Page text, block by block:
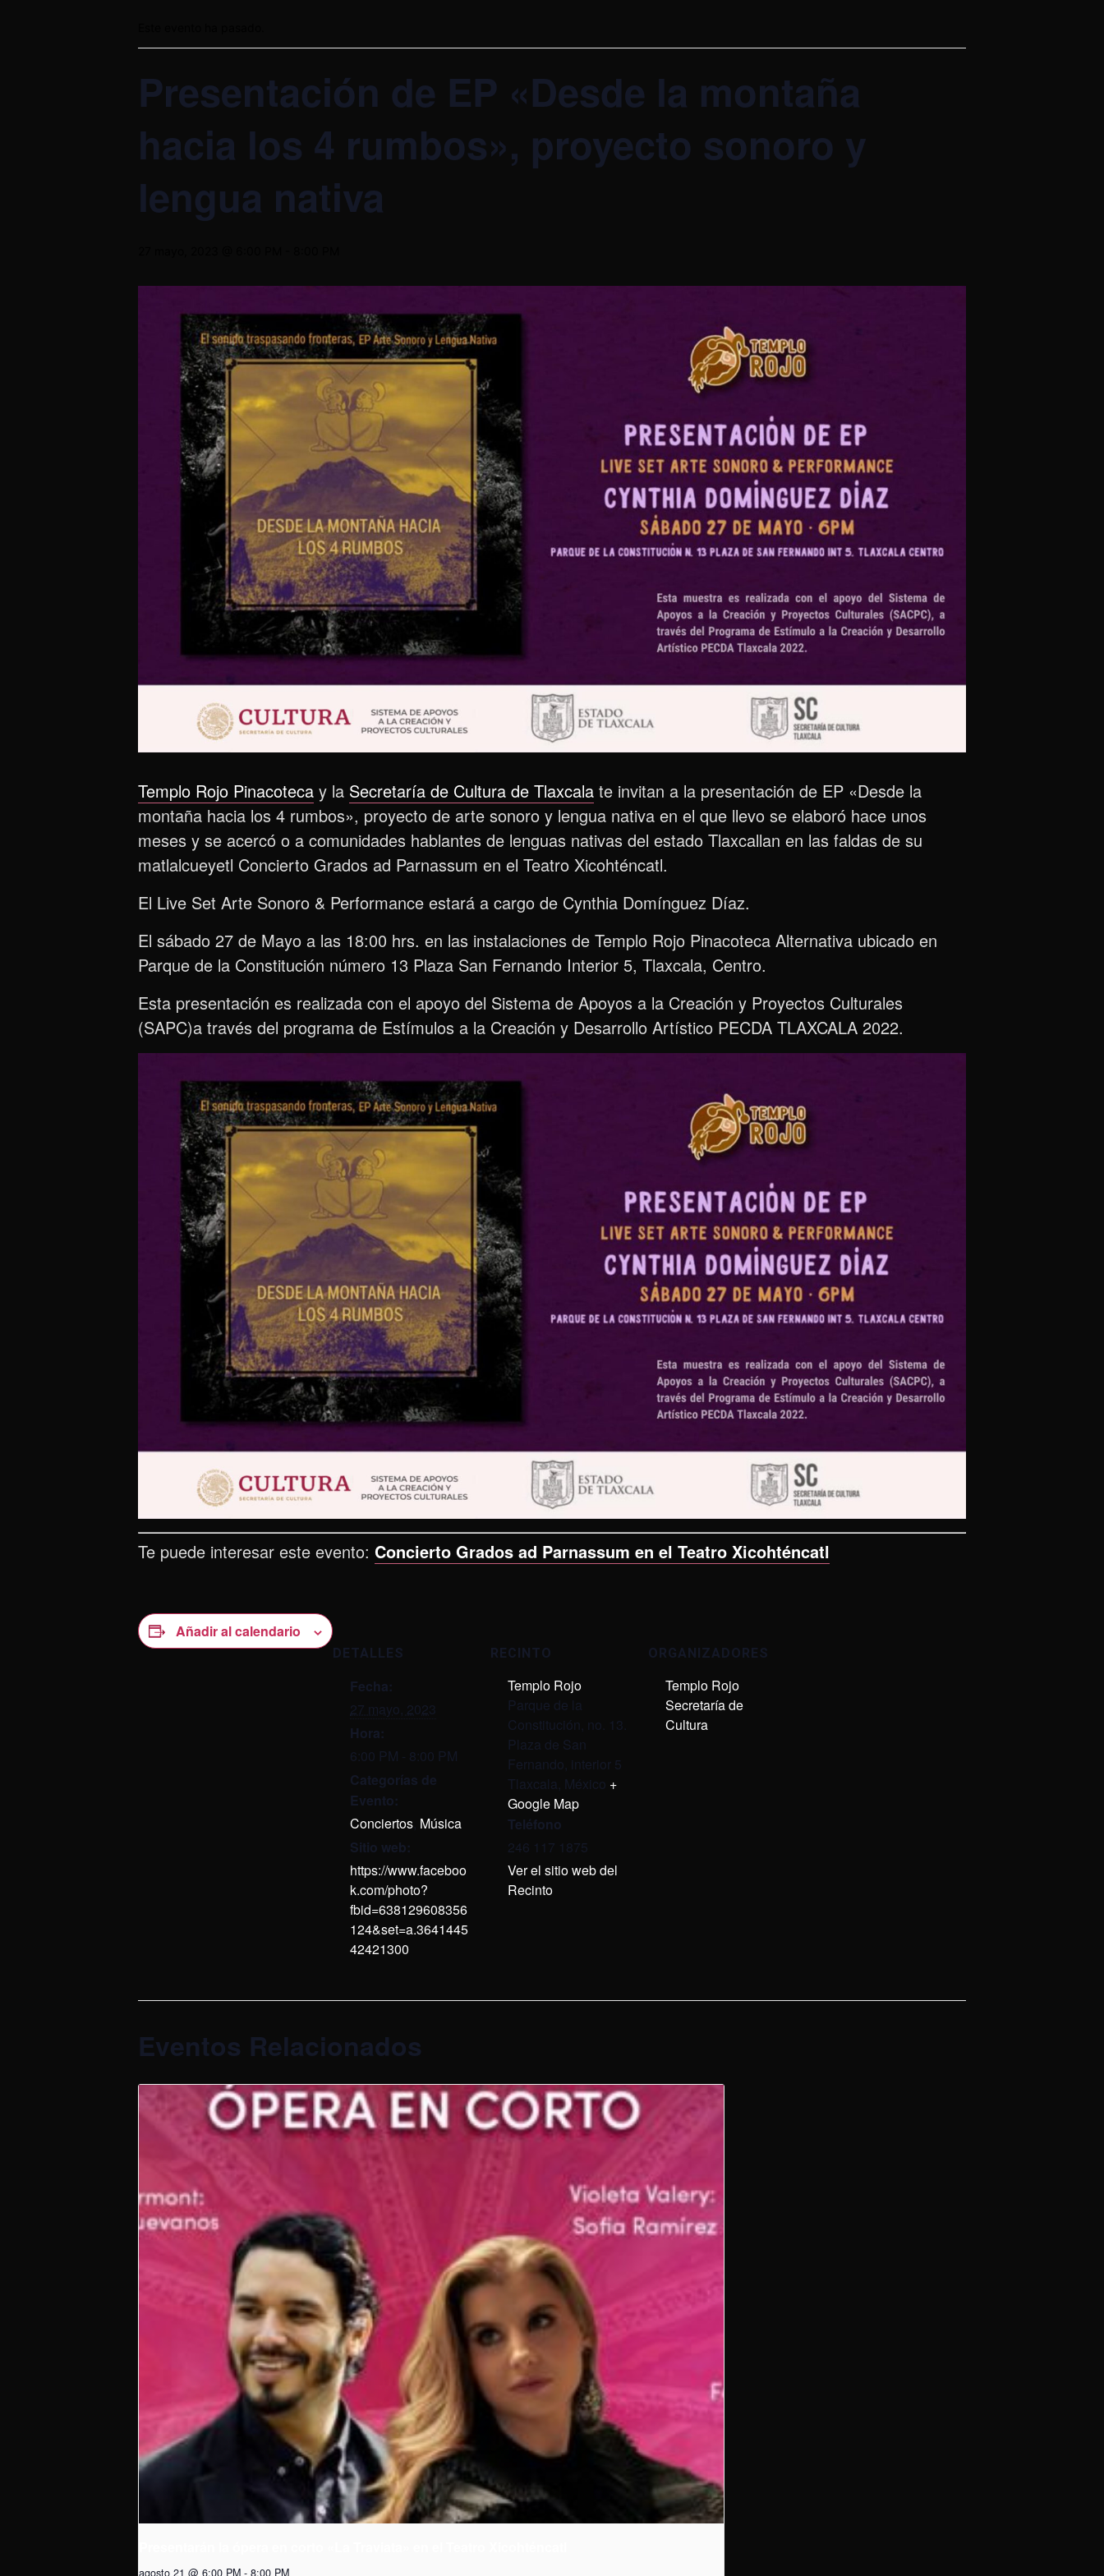
Presentación de EP «Desde la montaña
hacia los 4 rumbos», proyecto sonoro y
lengua nativa
Templo Rojo Pinacoteca y la Secretaría de Cultura de Tlaxcala te invitan a la presentación de EP «Desde la
montaña hacia los 4 rumbos», proyecto de arte sonoro y lengua nativa en el que llevo se elaboró hace unos
meses y se acercó o a comunidades hablantes de lenguas nativas del estado Tlaxcallan en las faldas de su
matlalcueyetl Concierto Grados ad Parnassum en el Teatro Xicohténcatl.
El Live Set Arte Sonoro & Performance estará a cargo de Cynthia Domínguez Díaz.
El sábado 27 de Mayo a las 18:00 hrs. en las instalaciones de Templo Rojo Pinacoteca Alternativa ubicado en
Parque de la Constitución número 13 Plaza San Fernando Interior 5, Tlaxcala, Centro.
Esta presentación es realizada con el apoyo del Sistema de Apoyos a la Creación y Proyectos Culturales
(SAPC)a través del programa de Estímulos a la Creación y Desarrollo Artístico PECDA TLAXCALA 2022.
Te puede interesar este evento: Concierto Grados ad Parnassum en el Teatro Xicohténcatl
Añadir al calendario
DETALLES
Fecha:
27 mayo, 2023
Hora:
6:00 PM - 8:00 PM
Categorías de
Evento:
Conciertos, Música
Sitio web:
https://www.faceboo
k.com/photo?
fbid=638129608356
124&set=a.3641445
42421300
RECINTO
Templo Rojo
Parque de la
Constitución, no. 13.
Plaza de San
Fernando, interior 5
Tlaxcala, México +
Google Map
Teléfono
246 117 1875
Ver el sitio web del
Recinto
ORGANIZADORES
Templo Rojo
Secretaría de
Cultura
Eventos Relacionados
agosto 21 @ 6:00 PM - 8:00 PM